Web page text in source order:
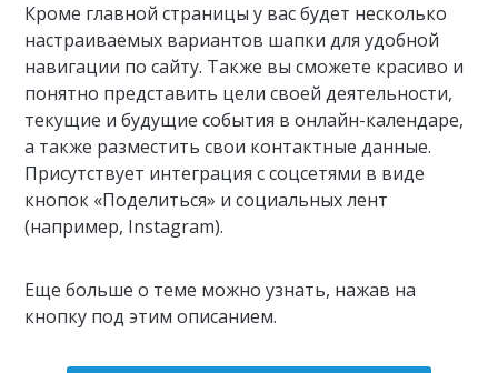
Кроме главной страницы у вас будет несколько
настраиваемых вариантов шапки для удобной
навигации по сайту. Также вы сможете красиво и
понятно представить цели своей деятельности,
текущие и будущие события в онлайн-календаре,
а также разместить свои контактные данные.
Присутствует интеграция с соцсетями в виде
кнопок «Поделиться» и социальных лент
(например, Instagram).
Еще больше о теме можно узнать, нажав на
кнопку под этим описанием.